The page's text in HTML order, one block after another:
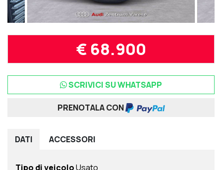
€ 68.900
SCRIVICI SU WHATSAPP
PRENOTALA CON
DATI ACCESSORI
Tipo di veicoloUsato